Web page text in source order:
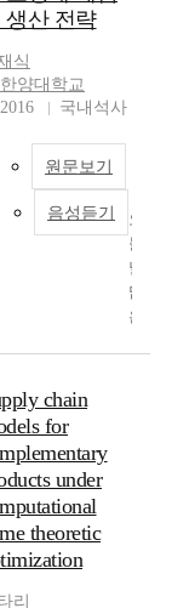
생산 전략
식
한양대학교
2016
국내석사
원문보기
음성듣기
오
늘
날
많
은
chain
for
under
theoretic
리